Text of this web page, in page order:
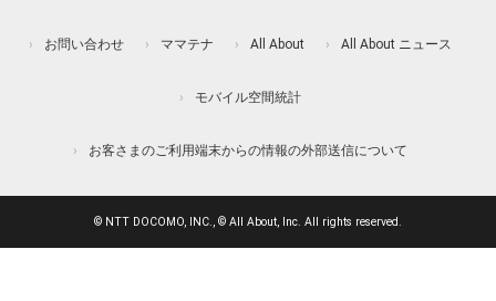
お問い合わせ ママテナ All About All About ニュース
モバイル空間統計
お客さまのご利用端末からの情報の外部送信について
© NTT DOCOMO, INC., © All About, Inc. All rights reserved.